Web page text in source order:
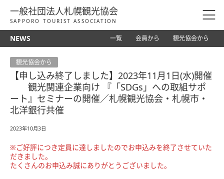
一般社団法人札幌観光協会
SAPPORO TOURIST ASSOCIATION
NEWS 一覧 会員から 観光協会から
観光協会から
【申し込み終了しました】2023年11月1日(水)開催
観光関連企業向け 『「SDGs」への取組サポ
ート』セミナーの開催／札幌観光協会・札幌市・
北洋銀行共催
2023年10月3日
※ご好評につき定員に達しましたのでお申込みを終了させていた
だきました。
たくさんのお申込み誠にありがとうございました。